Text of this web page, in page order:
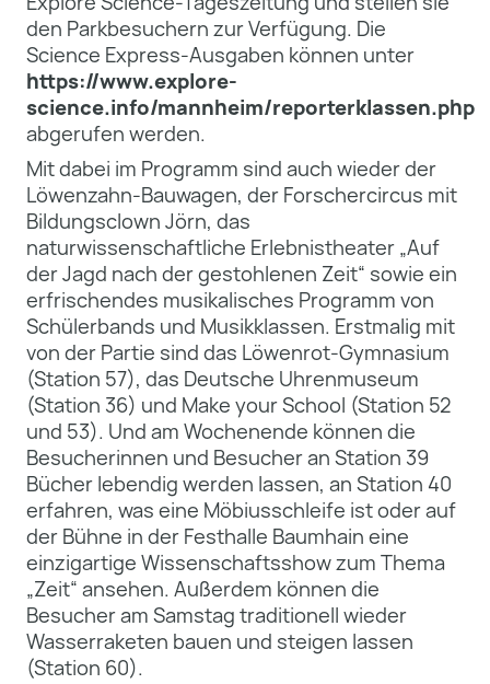
den Parkbesuchern zur Verfügung. Die
Science Express-Ausgaben können unter
https://www.explore-
science.info/mannheim/reporterklassen.php
abgerufen werden.
Mit dabei im Programm sind auch wieder der
Löwenzahn-Bauwagen, der Forschercircus mit
Bildungsclown Jörn, das
naturwissenschaftliche Erlebnistheater „Auf
der Jagd nach der gestohlenen Zeit“ sowie ein
erfrischendes musikalisches Programm von
Schülerbands und Musikklassen. Erstmalig mit
von der Partie sind das Löwenrot-Gymnasium
(Station 57), das Deutsche Uhrenmuseum
(Station 36) und Make your School (Station 52
und 53). Und am Wochenende können die
Besucherinnen und Besucher an Station 39
Bücher lebendig werden lassen, an Station 40
erfahren, was eine Möbiusschleife ist oder auf
der Bühne in der Festhalle Baumhain eine
einzigartige Wissenschaftsshow zum Thema
„Zeit“ ansehen. Außerdem können die
Besucher am Samstag traditionell wieder
Wasserraketen bauen und steigen lassen
(Station 60).